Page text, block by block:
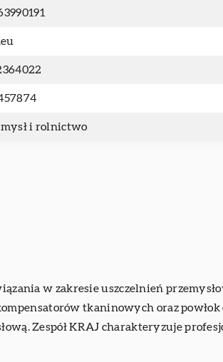
i rolnictwo
w zakresie uszczelnień
tkaninowych oraz
Zespół KRAJ charakteryzuje